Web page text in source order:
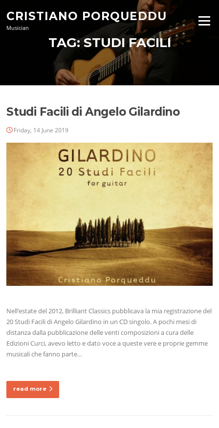
content
CRISTIANO PORQUEDDU
Musician
Menu
TAG:STUDI FACILI
Studi Facili di Angelo Gilardino
Friday, 14 June 2019
Nell’estate del 2012, Brilliant Classics pubblicava la mia registrazione del
20 Studi Facili di Angelo Gilardino in un CD singolo. A pochi mesi di
distanza dalla pubblicazione delle venti composizioni a cura delle
Edizioni Curci, avevo letto e dato voce a queste vere e proprie gemme
musicali che fanno parte…
read more